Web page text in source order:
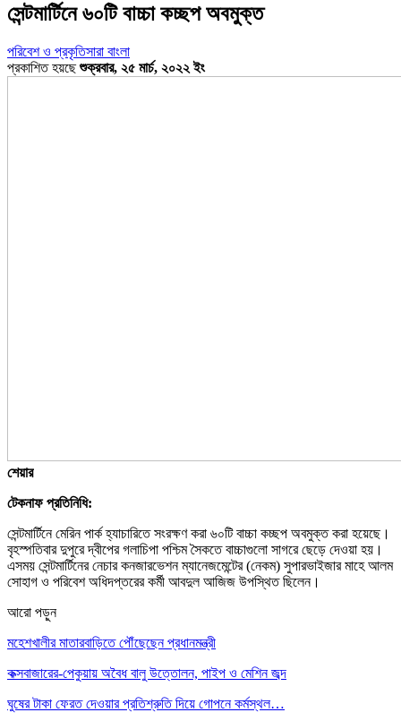
সেন্টমার্টিনে ৬০টি বাচ্চা কচ্ছপ অবমুক্ত
পরিবেশ ও প্রকৃতিসারা বাংলা
প্রকাশিত হয়ছেশুক্রবার, ২৫ মার্চ, ২০২২ ইং
শেয়ার
টেকনাফ প্রতিনিধি:
সেন্টমার্টিনে মেরিন পার্ক হ্যাচারিতে সংরক্ষণ করা ৬০টি বাচ্চা কচ্ছপ অবমুক্ত করা হয়েছে।
বৃহস্পতিবার দুপুরে দ্বীপের গলাচিপা পশ্চিম সৈকতে বাচ্চাগুলো সাগরে ছেড়ে দেওয়া হয়।
এসময় সেন্টমার্টিনের নেচার কনজারভেশন ম্যানেজমেন্টের (নেকম) সুপারভাইজার মাহে আলম
সোহাগ ও পরিবেশ অধিদপ্তরের কর্মী আবদুল আজিজ উপস্থিত ছিলেন।
আরো পড়ুন
মহেশখালীর মাতারবাড়িতে পৌঁছেছেন প্রধানমন্ত্রী
কক্সবাজারের-পেকুয়ায় অবৈধ বালু উত্তোলন, পাইপ ও মেশিন জব্দ
ঘুষের টাকা ফেরত দেওয়ার প্রতিশ্রুতি দিয়ে গোপনে কর্মস্থল…